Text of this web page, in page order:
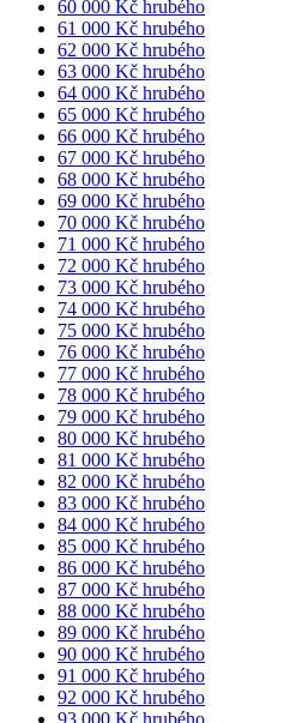
60 000 Kč hrubého
61 000 Kč hrubého
62 000 Kč hrubého
63 000 Kč hrubého
64 000 Kč hrubého
65 000 Kč hrubého
66 000 Kč hrubého
67 000 Kč hrubého
68 000 Kč hrubého
69 000 Kč hrubého
70 000 Kč hrubého
71 000 Kč hrubého
72 000 Kč hrubého
73 000 Kč hrubého
74 000 Kč hrubého
75 000 Kč hrubého
76 000 Kč hrubého
77 000 Kč hrubého
78 000 Kč hrubého
79 000 Kč hrubého
80 000 Kč hrubého
81 000 Kč hrubého
82 000 Kč hrubého
83 000 Kč hrubého
84 000 Kč hrubého
85 000 Kč hrubého
86 000 Kč hrubého
87 000 Kč hrubého
88 000 Kč hrubého
89 000 Kč hrubého
90 000 Kč hrubého
91 000 Kč hrubého
92 000 Kč hrubého